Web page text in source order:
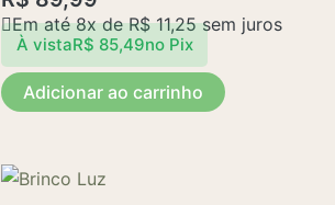
Em até 8x deR$11,25sem juros
À vistaR$ 85,49no Pix
Adicionar ao carrinho